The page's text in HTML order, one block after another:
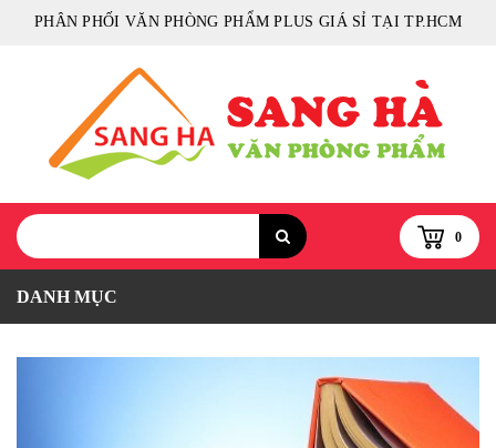
PHÂN PHỐI VĂN PHÒNG PHẨM PLUS GIÁ SỈ TẠI TP.HCM
0
DANH MỤC